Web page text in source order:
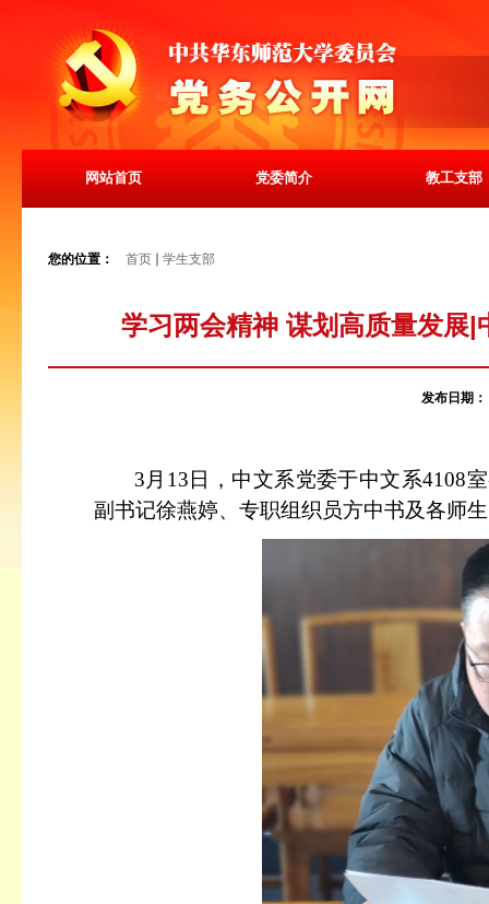
网站首页 党委简介 教工支部
您的位置： 首页 学生支部
学习两会精神 谋划高质量发展
发布日期：
3月13日， 中文系党委于中文系4108
副书记徐燕婷、专职组织员方中书及各师